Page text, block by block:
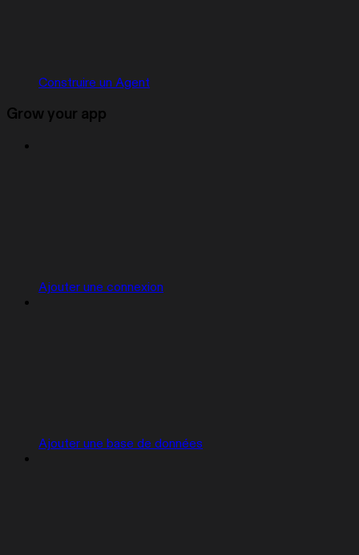
Construire un Agent
Grow your app
Ajouter une connexion
Ajouter une base de données